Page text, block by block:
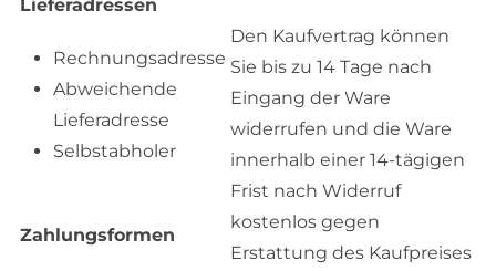
Lieferadressen
Rechnungsadresse
Abweichende
Lieferadresse
Selbstabholer
Zahlungsformen
Den Kaufvertrag können
Sie bis zu 14 Tage nach
Eingang der Ware
widerrufen und die Ware
innerhalb einer 14-tägigen
Frist nach Widerruf
kostenlos gegen
Erstattung des Kaufpreises